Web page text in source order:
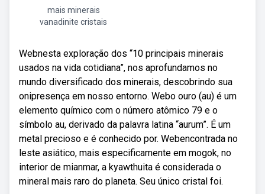
mais minerais
vanadinite cristais
Webnesta exploração dos “10 principais minerais
usados na vida cotidiana”, nos aprofundamos no
mundo diversificado dos minerais, descobrindo sua
onipresença em nosso entorno. Webo ouro (au) é um
elemento químico com o número atômico 79 e o
símbolo au, derivado da palavra latina “aurum”. É um
metal precioso e é conhecido por. Webencontrada no
leste asiático, mais especificamente em mogok, no
interior de mianmar, a kyawthuita é considerada o
mineral mais raro do planeta. Seu único cristal foi.